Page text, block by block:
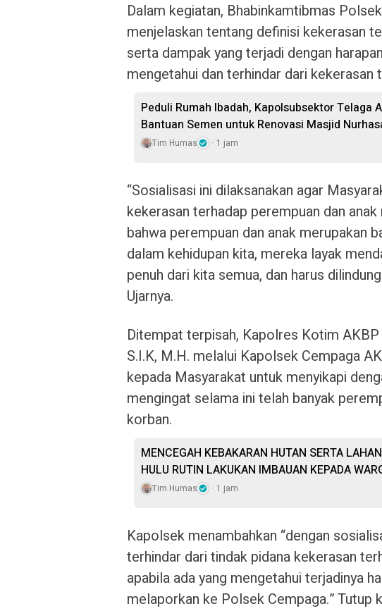
Dalam kegiatan, Bhabinkamtibmas
menjelaskan tentang definisi kekerasan
serta dampak yang terjadi dengan
mengetahui dan terhindar dari kekerasan
Peduli Rumah Ibadah, Kapolsubsektor Telaga
Bantuan Semen untuk Renovasi Masjid
Tim Humas 1 jam
“Sosialisasi ini dilaksanakan agar
kekerasan terhadap perempuan dan
bahwa perempuan dan anak merupakan
dalam kehidupan kita, mereka layak
penuh dari kita semua, dan harus
Ujarnya.
Ditempat terpisah, Kapolres Kotim AKBP
S.I.K, M.H. melalui Kapolsek Cempaga
kepada Masyarakat untuk menyikapi
mengingat selama ini telah banyak
korban.
MENCEGAH KEBAKARAN HUTAN SERTA
HULU RUTIN LAKUKAN IMBAUAN KEPADA
Tim Humas 1 jam
Kapolsek menambahkan “dengan
terhindar dari tindak pidana kekerasan
apabila ada yang mengetahui terjadinya
melaporkan ke Polsek Cempaga.” Tutup